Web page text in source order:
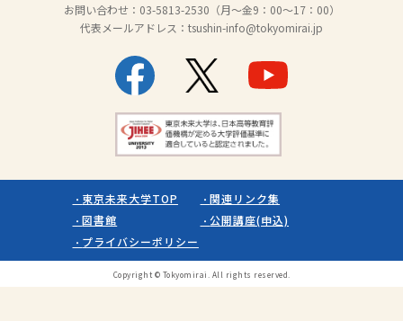
お問い合わせ： 03-5813-2530 （月～金9：00～17：00）
代表メールアドレス： tsushin-info@tokyomirai.jp
東京未来大学TOP
図書館
プライバシーポリシー
関連リンク集
公開講座(申込)
Copyright © Tokyomirai. All rights reserved.